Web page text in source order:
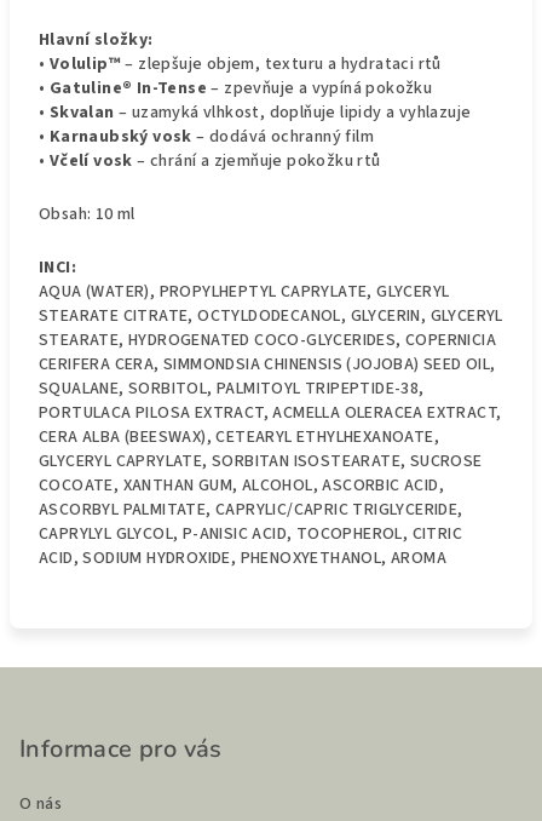
Hlavní složky:
• Volulip™ – zlepšuje objem, texturu a hydrataci rtů
• Gatuline® In-Tense – zpevňuje a vypíná pokožku
• Skvalan – uzamyká vlhkost, doplňuje lipidy a vyhlazuje
• Karnaubský vosk – dodává ochranný film
• Včelí vosk – chrání a zjemňuje pokožku rtů
Obsah: 10 ml
INCI:
AQUA (WATER), PROPYLHEPTYL CAPRYLATE, GLYCERYL
STEARATE CITRATE, OCTYLDODECANOL, GLYCERIN, GLYCERYL
STEARATE, HYDROGENATED COCO-GLYCERIDES, COPERNICIA
CERIFERA CERA, SIMMONDSIA CHINENSIS (JOJOBA) SEED OIL,
SQUALANE, SORBITOL, PALMITOYL TRIPEPTIDE-38,
PORTULACA PILOSA EXTRACT, ACMELLA OLERACEA EXTRACT,
CERA ALBA (BEESWAX), CETEARYL ETHYLHEXANOATE,
GLYCERYL CAPRYLATE, SORBITAN ISOSTEARATE, SUCROSE
COCOATE, XANTHAN GUM, ALCOHOL, ASCORBIC ACID,
ASCORBYL PALMITATE, CAPRYLIC/CAPRIC TRIGLYCERIDE,
CAPRYLYL GLYCOL, P-ANISIC ACID, TOCOPHEROL, CITRIC
ACID, SODIUM HYDROXIDE, PHENOXYETHANOL, AROMA
Informace pro vás
O nás